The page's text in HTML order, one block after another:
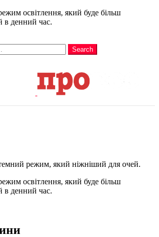
освітлення, який буде більш
в денний час.
Search
режим, який ніжніший для очей.
освітлення, який буде більш
в денний час.